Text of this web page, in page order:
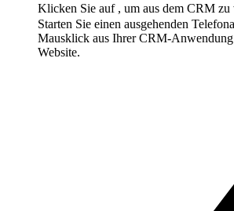
Klicken Sie auf , um aus dem CRM zu
Starten Sie einen ausgehenden
Mausklick aus Ihrer CRM-
Website.